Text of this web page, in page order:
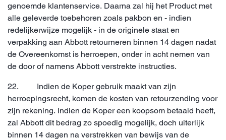
genoemde klantenservice. Daarna zal hij het Product met
alle geleverde toebehoren zoals pakbon en - indien
redelijkerwijze mogelijk - in de originele staat en
verpakking aan Abbott retourneren binnen 14 dagen nadat
de Overeenkomst is herroepen, onder in acht nemen van
de door of namens Abbott verstrekte instructies.
22. Indien de Koper gebruik maakt van zijn
herroepingsrecht, komen de kosten van retourzending voor
zijn rekening. Indien de Koper een koopsom betaald heeft,
zal Abbott dit bedrag zo spoedig mogelijk, doch uiterlijk
binnen 14 dagen na verstrekken van bewijs van de